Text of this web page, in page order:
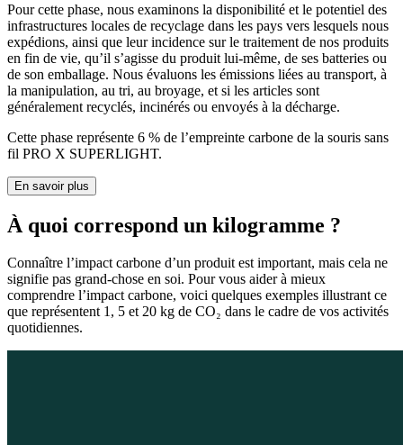
Pour cette phase, nous examinons la disponibilité et le potentiel des
infrastructures locales de recyclage dans les pays vers lesquels nous
expédions, ainsi que leur incidence sur le traitement de nos produits
en fin de vie, qu’il s’agisse du produit lui-même, de ses batteries ou
de son emballage. Nous évaluons les émissions liées au transport, à
la manipulation, au tri, au broyage, et si les articles sont
généralement recyclés, incinérés ou envoyés à la décharge.
Cette phase représente 6 % de l’empreinte carbone de la souris sans
fil PRO X SUPERLIGHT.
En savoir plus
À quoi correspond un kilogramme ?
Connaître l’impact carbone d’un produit est important, mais cela ne
signifie pas grand-chose en soi. Pour vous aider à mieux
comprendre l’impact carbone, voici quelques exemples illustrant ce
que représentent 1, 5 et 20 kg de CO₂ dans le cadre de vos activités
quotidiennes.